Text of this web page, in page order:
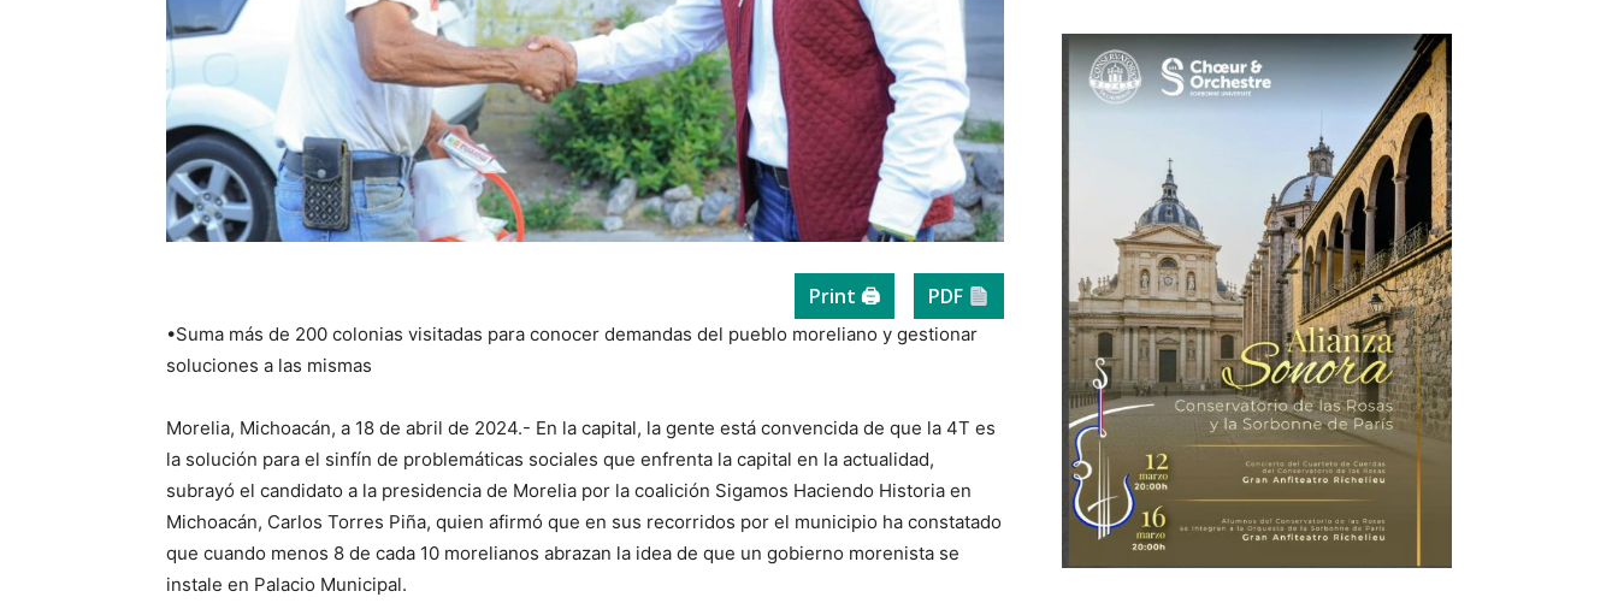
Print 🖨 PDF
•Suma más de 200 colonias visitadas para conocer demandas del pueblo moreliano y gestionar
soluciones a las mismas
Morelia, Michoacán, a 18 de abril de 2024.- En la capital, la gente está convencida de que la 4T es
la solución para el sinfín de problemáticas sociales que enfrenta la capital en la actualidad,
subrayó el candidato a la presidencia de Morelia por la coalición Sigamos Haciendo Historia en
Michoacán, Carlos Torres Piña, quien afirmó que en sus recorridos por el municipio ha constatado
que cuando menos 8 de cada 10 morelianos abrazan la idea de que un gobierno morenista se
instale en Palacio Municipal.